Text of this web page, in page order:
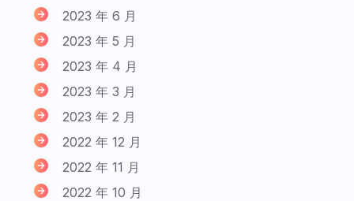
2023 年 6 月
2023 年 5 月
2023 年 4 月
2023 年 3 月
2023 年 2 月
2022 年 12 月
2022 年 11 月
2022 年 10 月